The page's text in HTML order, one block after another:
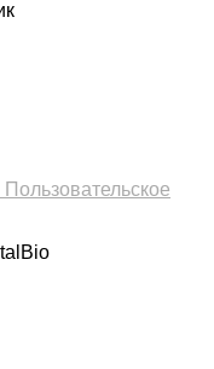
Пользовательское